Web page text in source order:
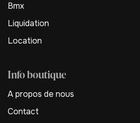
Bmx
Liquidation
Location
Info boutique
A propos de nous
Contact